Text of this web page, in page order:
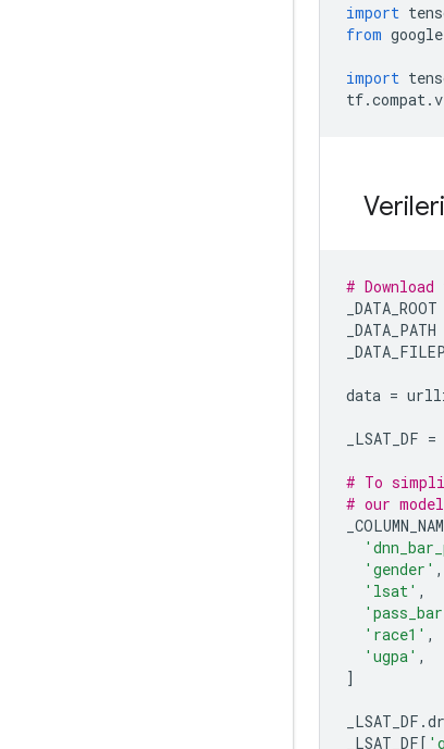
import
from google
import
tf.compat.
#
_DATA_ROOT
_DATA_PATH
data =
_LSAT_DF =
# To
# our
'gender' ,
'lsat' ,
'race1' ,
'ugpa' ,
]
_LSAT_DF .
_LSAT_DF[